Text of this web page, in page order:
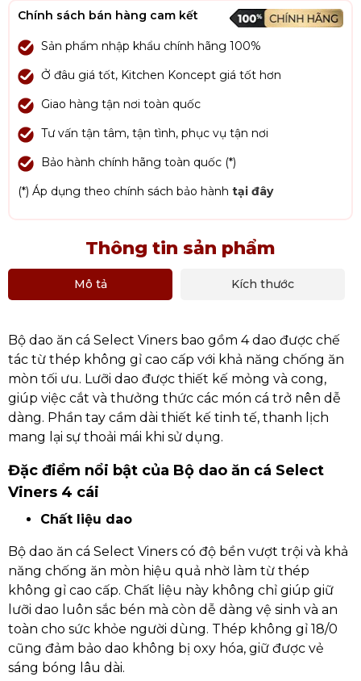
Chính sách bán hàng cam kết
Sản phẩm nhập khẩu chính hãng 100%
Ở đâu giá tốt, Kitchen Koncept giá tốt hơn
Giao hàng tận nơi toàn quốc
Tư vấn tận tâm, tận tình, phục vụ tận nơi
Bảo hành chính hãng toàn quốc (*)
(*) Áp dụng theo chính sách bảo hành tại đây
Thông tin sản phẩm
Mô tả Kích thước
Bộ dao ăn cá Select Viners bao gồm 4 dao được chế
tác từ thép không gỉ cao cấp với khả năng chống ăn
mòn tối ưu. Lưỡi dao được thiết kế mỏng và cong,
giúp việc cắt và thưởng thức các món cá trở nên dễ
dàng. Phần tay cầm dài thiết kế tinh tế, thanh lịch
mang lại sự thoải mái khi sử dụng.
Đặc điểm nổi bật của Bộ dao ăn cá Select
Viners 4 cái
Chất liệu dao
Bộ dao ăn cá Select Viners có độ bền vượt trội và khả
năng chống ăn mòn hiệu quả nhờ làm từ thép
không gỉ cao cấp. Chất liệu này không chỉ giúp giữ
lưỡi dao luôn sắc bén mà còn dễ dàng vệ sinh và an
toàn cho sức khỏe người dùng. Thép không gỉ 18/0
cũng đảm bảo dao không bị oxy hóa, giữ được vẻ
sáng bóng lâu dài.